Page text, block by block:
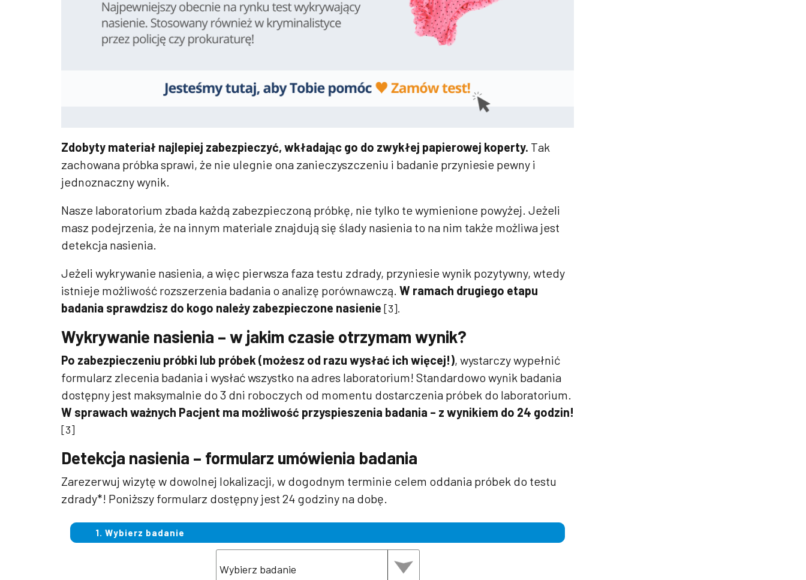
Zdobyty materiał najlepiej zabezpieczyć, wkładając go do zwykłej papierowej koperty. Tak
zachowana próbka sprawi, że nie ulegnie ona zanieczyszczeniu i badanie przyniesie pewny i
jednoznaczny wynik.
Nasze laboratorium zbada każdą zabezpieczoną próbkę, nie tylko te wymienione powyżej. Jeżeli
masz podejrzenia, że na innym materiale znajdują się ślady nasienia to na nim także możliwa jest
detekcja nasienia.
Jeżeli wykrywanie nasienia, a więc pierwsza faza testu zdrady, przyniesie wynik pozytywny, wtedy
istnieje możliwość rozszerzenia badania o analizę porównawczą. W ramach drugiego etapu
badania sprawdzisz do kogo należy zabezpieczone nasienie [3].
Wykrywanie nasienia – w jakim czasie otrzymam wynik?
Po zabezpieczeniu próbki lub próbek (możesz od razu wysłać ich więcej!), wystarczy wypełnić
formularz zlecenia badania i wysłać wszystko na adres laboratorium! Standardowo wynik badania
dostępny jest maksymalnie do 3 dni roboczych od momentu dostarczenia próbek do laboratorium.
W sprawach ważnych Pacjent ma możliwość przyspieszenia badania – z wynikiem do 24 godzin!
[3]
Detekcja nasienia – formularz umówienia badania
Zarezerwuj wizytę w dowolnej lokalizacji, w dogodnym terminie celem oddania próbek do testu
zdrady*! Poniższy formularz dostępny jest 24 godziny na dobę.
1. Wybierz badanie